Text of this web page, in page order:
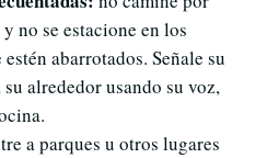
no se estacione en los
abarrotados. Señale su
alrededor usando su voz,
a parques u otros lugares